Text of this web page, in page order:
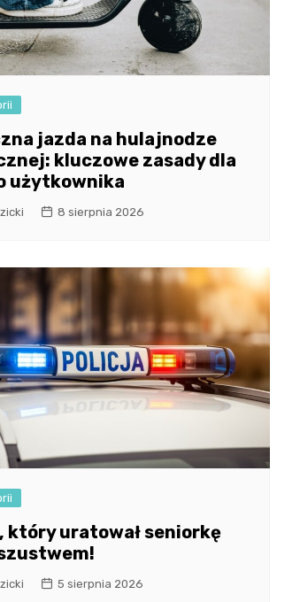
jazda na hulajnodze
kluczowe zasady dla
użytkownika
8 sierpnia 2026
który uratował seniorkę
5 sierpnia 2026